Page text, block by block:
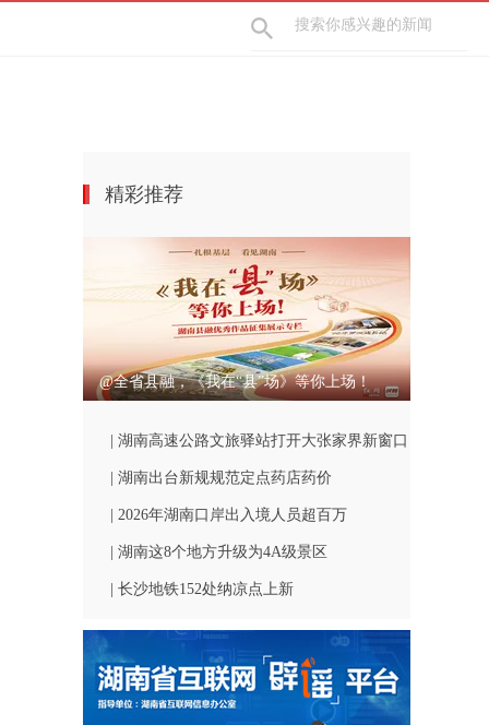
精彩推荐
@全省县融，《我在“县”场》等你上场！
| 湖南高速公路文旅驿站打开大张家界新窗口
| 湖南出台新规规范定点药店药价
| 2026年湖南口岸出入境人员超百万
| 湖南这8个地方升级为4A级景区
| 长沙地铁152处纳凉点上新